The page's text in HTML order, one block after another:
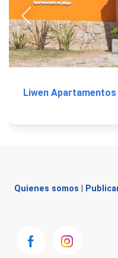
Liwen Apartamentos
Quienes somos